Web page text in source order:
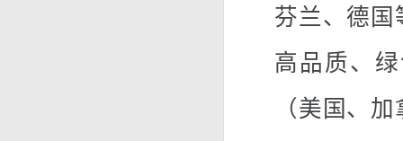
芬兰、德国
高品质、
（美国、